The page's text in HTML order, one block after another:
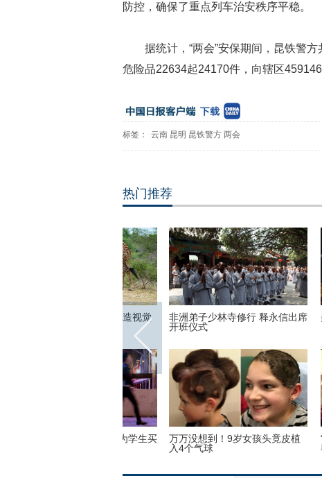
防控，确保了重点列车治安秩序平稳。
据统计，“两会”安保期间，昆铁警方
危险品22634起24170件，向辖区459146
标签： 云南 昆明 昆铁警方 两会
热门推荐
美国迈阿密一机场出现巨型UFO 高墙之内
“双头姐妹”共享一个身体 已大学
三万英尺